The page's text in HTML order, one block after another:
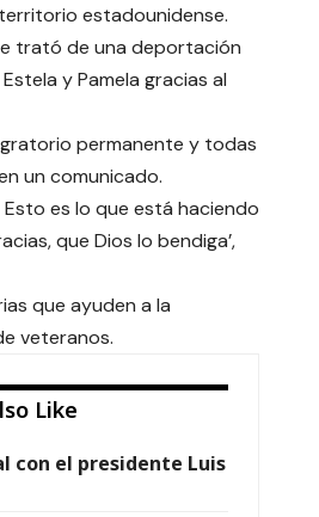
estadounidense.
trató de una deportación
y Pamela gracias al
permanente y todas
un comunicado.
es lo que está haciendo
que Dios lo bendiga’,
que ayuden a la
veteranos.
Like
con el presidente Luis